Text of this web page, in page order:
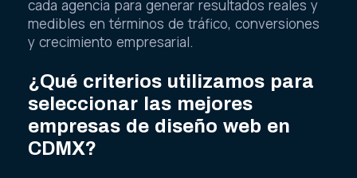
cada agencia para generar resultados reales y
medibles en términos de tráfico, conversiones
y crecimiento empresarial.
¿Qué criterios utilizamos para
seleccionar las mejores
empresas de diseño web en
CDMX?